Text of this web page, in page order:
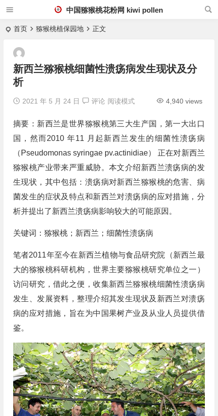
中国猕猴桃花粉网 kiwi pollen
首页 猕猴桃植保园地 正文
新西兰猕猴桃细菌性溃疡病发生现状及分
析
2021 年 5 月 24 日 评论 4,940 views
阅读模式
摘要：新西兰是世界猕猴桃第三大生产国，第一大出口
国，然而2010 年11 月起新西兰发生的细菌性溃疡病
（Pseudomonas syringae pv.actinidiae） 正在对新西兰
猕猴桃产业带来严重威胁。本文介绍新西兰溃疡病的发
生现状，其中包括：溃疡病对新西兰猕猴桃的危害、病
菌发生的症状及特点和新西兰对溃疡病的应对措施，分
析并提出了新西兰溃疡病影响较大的可能原因。
关键词：猕猴桃；新西兰；细菌性溃疡病
笔者2011年至今在新西兰植物与食品研究院（新西兰最
大的猕猴桃科研机构，世界主要猕猴桃研究单位之一）
访问研究，借此之便，收集新西兰猕猴桃细菌性溃疡病
发生、发展资料，整理介绍其发生现状及新西兰对溃疡
病的应对措施，旨在为中国果树产业及从业人员提供借
鉴。